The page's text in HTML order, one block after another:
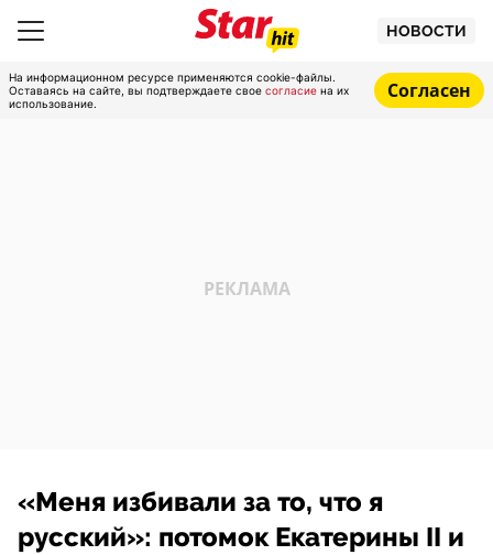
НОВОСТИ
На информационном ресурсе применяются cookie-файлы.
Оставаясь на сайте, вы подтверждаете свое согласие на их
использование.
Согласен
«Меня избивали за то, что я
русский»: потомок Екатерины II и